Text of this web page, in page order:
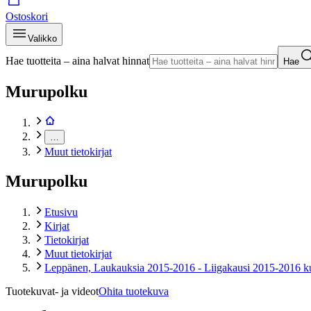
Ostoskori
Valikko
Hae tuotteita – aina halvat hinnat Hae
Murupolku
Muut tietokirjat
Murupolku
Etusivu
Kirjat
Tietokirjat
Muut tietokirjat
Leppänen, Laukauksia 2015-2016 - Liigakausi 2015-2016
Tuotekuvat- ja videotOhita tuotekuva